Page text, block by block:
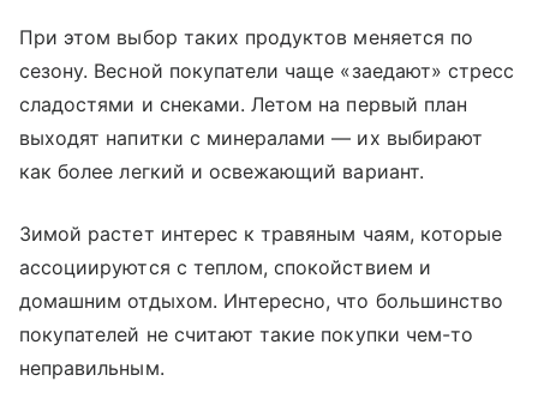
При этом выбор таких продуктов меняется по
сезону. Весной покупатели чаще «заедают» стресс
сладостями и снеками. Летом на первый план
выходят напитки с минералами — их выбирают
как более легкий и освежающий вариант.
Зимой растет интерес к травяным чаям, которые
ассоциируются с теплом, спокойствием и
домашним отдыхом. Интересно, что большинство
покупателей не считают такие покупки чем-то
неправильным.